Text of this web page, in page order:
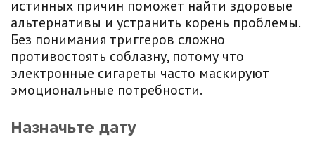
истинных причин поможет найти здоровые
альтернативы и устранить корень проблемы.
Без понимания триггеров сложно
противостоять соблазну, потому что
электронные сигареты часто маскируют
эмоциональные потребности.
Назначьте дату